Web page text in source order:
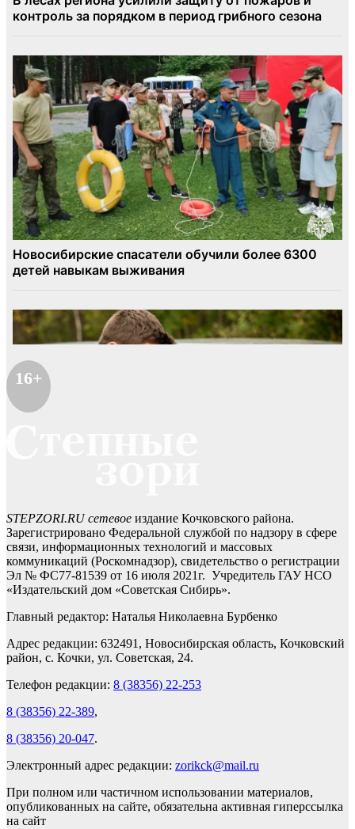
16+
STEPZORI.RU сетевое издание Кочковского района.
Зарегистрировано Федеральной службой по надзору в сфере
связи, информационных технологий и массовых
коммуникаций (Роскомнадзор), свидетельство о регистрации
Эл № ФС77-81539 от 16 июля 2021г. Учредитель ГАУ НСО
«Издательский дом «Советская Сибирь».
Главный редактор: Наталья Николаевна Бурбенко
Адрес редакции: 632491, Новосибирская область, Кочковский
район, с. Кочки, ул. Советская, 24.
Телефон редакции: 8 (38356) 22-253
8 (38356) 22-389,
8 (38356) 20-047.
Электронный адрес редакции: zorikck@mail.ru
При полном или частичном использовании материалов,
опубликованных на сайте, обязательна активная гиперссылка
на сайт